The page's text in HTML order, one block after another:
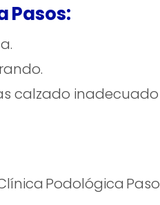
Pasos:
calzado
Podológica